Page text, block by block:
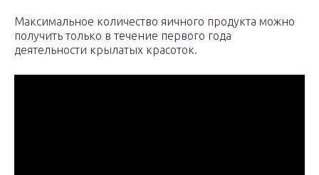
Максимальное количество яичного продукта можно
получить только в течение первого года
деятельности крылатых красоток.